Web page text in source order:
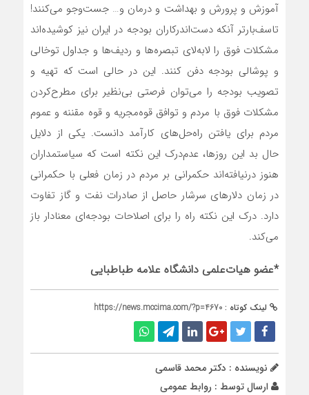
آموزش و پرورش و بهداشت و درمان و… جست‌وجو می‌کنند!
تاسف‌بارتر آنکه دست‌اندرکاران بودجه در ایران نیز کوشیده‌اند
مشکلات فوق را لابه‌لای تبصره‌ها و ردیف‌ها و جداول توخالی
و پوشالی بودجه دفن کنند. این در حالی است که تهیه و
تصویب بودجه را می‌توان فرصتی بی‌نظیر برای مطرح‌کردن
مشکلات فوق با مردم و توافق قوه‌مجریه و قوه مقننه و عموم
مردم برای یافتن راه‌حل‌های کارآمد دانست. یکی از دلایل
حال بد این روزها، عدم‌درک این نکته است که سیاستمداران
هنوز درنیافته‌اند حکمرانی بر مردم در زمان فعلی با حکمرانی
در زمان دلارهای سرشار حاصل از صادرات نفت و گاز تفاوت
دارد. درک این نکته راه را برای اصلاحات بودجه‌ای معنادار باز
می‌کند.
*عضو هیات‌علمی دانشگاه‌ علامه طباطبایی
لینک کوتاه : https://news.mccima.com/?p=4670
نویسنده : دکتر محمد قاسمی
ارسال توسط : روابط عمومی